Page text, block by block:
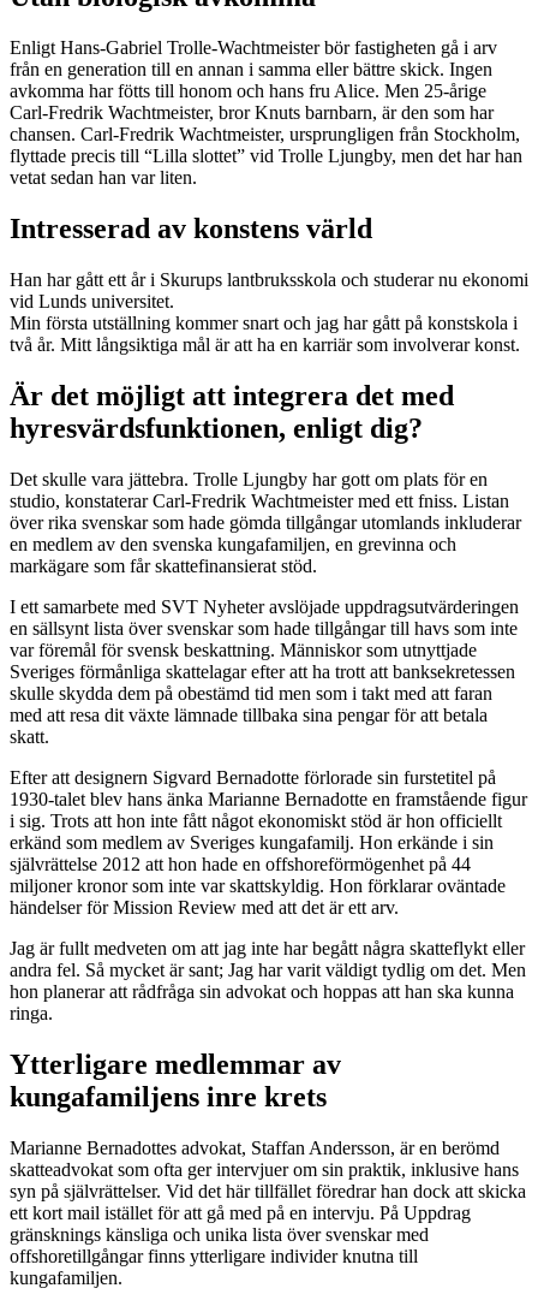
Enligt Hans-Gabriel Trolle-Wachtmeister bör fastigheten gå i arv
från en generation till en annan i samma eller bättre skick. Ingen
avkomma har fötts till honom och hans fru Alice. Men 25-årige
Carl-Fredrik Wachtmeister, bror Knuts barnbarn, är den som har
chansen. Carl-Fredrik Wachtmeister, ursprungligen från Stockholm,
flyttade precis till “Lilla slottet” vid Trolle Ljungby, men det har han
vetat sedan han var liten.
Intresserad av konstens värld
Han har gått ett år i Skurups lantbruksskola och studerar nu ekonomi
vid Lunds universitet.
Min första utställning kommer snart och jag har gått på konstskola i
två år. Mitt långsiktiga mål är att ha en karriär som involverar konst.
Är det möjligt att integrera det med
hyresvärdsfunktionen, enligt dig?
Det skulle vara jättebra. Trolle Ljungby har gott om plats för en
studio, konstaterar Carl-Fredrik Wachtmeister med ett fniss. Listan
över rika svenskar som hade gömda tillgångar utomlands inkluderar
en medlem av den svenska kungafamiljen, en grevinna och
markägare som får skattefinansierat stöd.
I ett samarbete med SVT Nyheter avslöjade uppdragsutvärderingen
en sällsynt lista över svenskar som hade tillgångar till havs som inte
var föremål för svensk beskattning. Människor som utnyttjade
Sveriges förmånliga skattelagar efter att ha trott att banksekretessen
skulle skydda dem på obestämd tid men som i takt med att faran
med att resa dit växte lämnade tillbaka sina pengar för att betala
skatt.
Efter att designern Sigvard Bernadotte förlorade sin furstetitel på
1930-talet blev hans änka Marianne Bernadotte en framstående figur
i sig. Trots att hon inte fått något ekonomiskt stöd är hon officiellt
erkänd som medlem av Sveriges kungafamilj. Hon erkände i sin
självrättelse 2012 att hon hade en offshoreförmögenhet på 44
miljoner kronor som inte var skattskyldig. Hon förklarar oväntade
händelser för Mission Review med att det är ett arv.
Jag är fullt medveten om att jag inte har begått några skatteflykt eller
andra fel. Så mycket är sant; Jag har varit väldigt tydlig om det. Men
hon planerar att rådfråga sin advokat och hoppas att han ska kunna
ringa.
Ytterligare medlemmar av
kungafamiljens inre krets
Marianne Bernadottes advokat, Staffan Andersson, är en berömd
skatteadvokat som ofta ger intervjuer om sin praktik, inklusive hans
syn på självrättelser. Vid det här tillfället föredrar han dock att skicka
ett kort mail istället för att gå med på en intervju. På Uppdrag
gränsknings känsliga och unika lista över svenskar med
offshoretillgångar finns ytterligare individer knutna till
kungafamiljen.